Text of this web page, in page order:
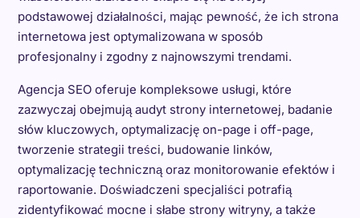
podstawowej działalności, mając pewność, że ich strona
internetowa jest optymalizowana w sposób
profesjonalny i zgodny z najnowszymi trendami.
Agencja SEO oferuje kompleksowe usługi, które
zazwyczaj obejmują audyt strony internetowej, badanie
słów kluczowych, optymalizację on-page i off-page,
tworzenie strategii treści, budowanie linków,
optymalizację techniczną oraz monitorowanie efektów i
raportowanie. Doświadczeni specjaliści potrafią
zidentyfikować mocne i słabe strony witryny, a także